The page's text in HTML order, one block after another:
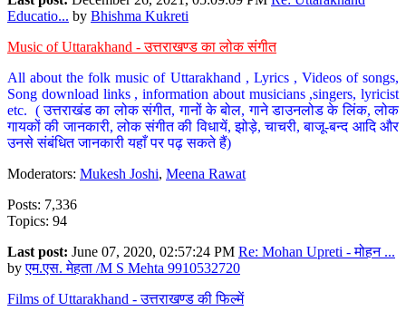
Educatio... by Bhishma Kukreti
Music of Uttarakhand - उत्तराखण्ड का लोक संगीत
All about the folk music of Uttarakhand , Lyrics , Videos of songs,
Song download links , information about musicians ,singers, lyricist
etc. ( उत्तराखंड का लोक संगीत, गानों के बोल, गाने डाउनलोड के लिंक, लोक
गायकों की जानकारी, लोक संगीत की विधायें, झोड़े, चाचरी, बाजू-बन्द आदि और
उनसे संबंधित जानकारी यहाँ पर पढ़ सकते हैं)
Moderators: Mukesh Joshi, Meena Rawat
Posts: 7,336
Topics: 94
Last post: June 07, 2020, 02:57:24 PM Re: Mohan Upreti - मोहन ...
byएम.एस. मेहता /M S Mehta 9910532720
Films of Uttarakhand - उत्तराखण्ड की फिल्में